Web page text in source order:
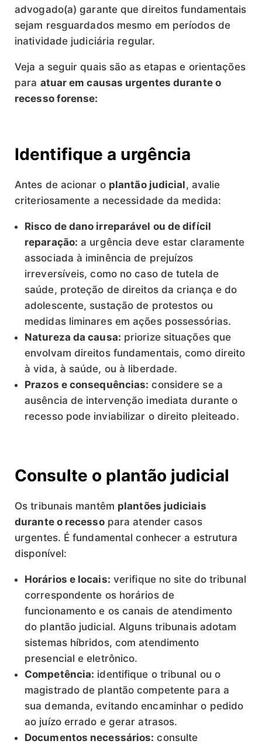
advogado(a) garante que direitos fundamentais
sejam resguardados mesmo em períodos de
inatividade judiciária regular.
Veja a seguir quais são as etapas e orientações
para atuar em causas urgentes durante o
recesso forense:
Identifique a urgência
Antes de acionar o plantão judicial, avalie
criteriosamente a necessidade da medida:
Risco de dano irreparável ou de difícil
reparação: a urgência deve estar claramente
associada à iminência de prejuízos
irreversíveis, como no caso de tutela de
saúde, proteção de direitos da criança e do
adolescente, sustação de protestos ou
medidas liminares em ações possessórias.
Natureza da causa: priorize situações que
envolvam direitos fundamentais, como direito
à vida, à saúde, ou à liberdade.
Prazos e consequências: considere se a
ausência de intervenção imediata durante o
recesso pode inviabilizar o direito pleiteado.
Consulte o plantão judicial
Os tribunais mantêm plantões judiciais
durante o recessopara atender casos
urgentes. É fundamental conhecer a estrutura
disponível:
Horários e locais: verifique no site do tribunal
correspondente os horários de
funcionamento e os canais de atendimento
do plantão judicial. Alguns tribunais adotam
sistemas híbridos, com atendimento
presencial e eletrônico.
Competência: identifique o tribunal ou o
magistrado de plantão competente para a
sua demanda, evitando encaminhar o pedido
ao juízo errado e gerar atrasos.
Documentos necessários: consulte